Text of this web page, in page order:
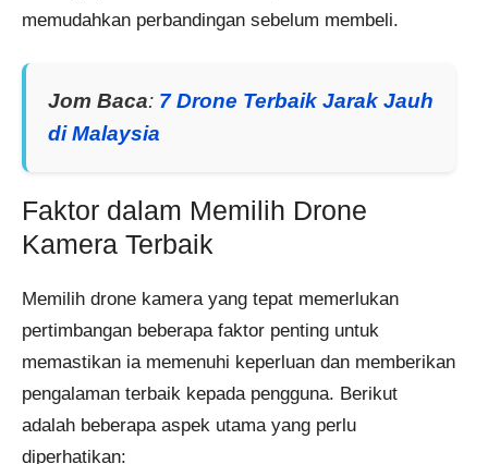
memudahkan perbandingan sebelum membeli.
Jom Baca: 7 Drone Terbaik Jarak Jauh
di Malaysia
Faktor dalam Memilih Drone
Kamera Terbaik
Memilih drone kamera yang tepat memerlukan
pertimbangan beberapa faktor penting untuk
memastikan ia memenuhi keperluan dan memberikan
pengalaman terbaik kepada pengguna. Berikut
adalah beberapa aspek utama yang perlu
diperhatikan: